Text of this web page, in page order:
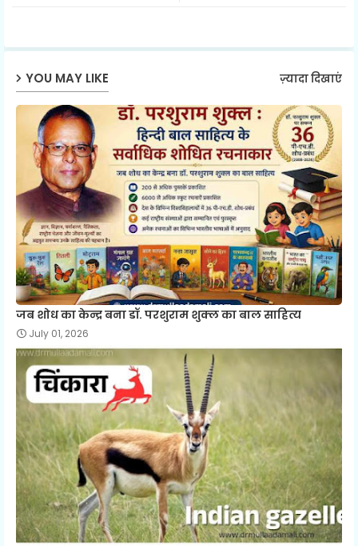
ap
YOU MAY LIKE ज़्यादा दिखाएं
जब शोध का केन्द्र बना डॉ. परशुराम शुक्ल का बाल साहित्य
July 01, 2026